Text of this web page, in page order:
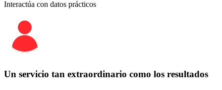
Interactúa con datos prácticos
Un servicio tan extraordinario como los resultados